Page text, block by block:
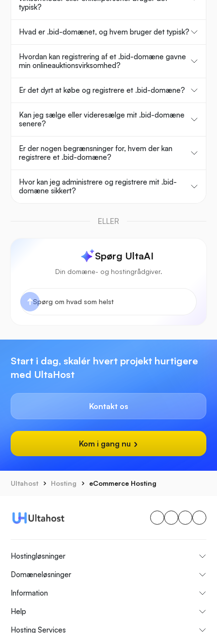
typisk?
Hvad er .bid-domænet, og hvem bruger det typisk?
Hvordan kan registrering af et .bid-domæne gavne
min onlineauktionsvirksomhed?
Er det dyrt at købe og registrere et .bid-domæne?
Kan jeg sælge eller videresælge mit .bid-domæne
senere?
Er der nogen begrænsninger for, hvem der kan
registrere et .bid-domæne?
Hvor kan jeg administrere og registrere mit .bid-
domæne sikkert?
ELLER
Spørg UltaAI
Din domæne- og hostingrådgiver.
Start i dag, skalér hvert projekt hurtigere
med UltaHost
Kontakt os
Kom i gang nu
Ultahost Hosting eCommerce Hosting
Hostingløsninger
Domæneløsninger
Information
Help
Hosting Services